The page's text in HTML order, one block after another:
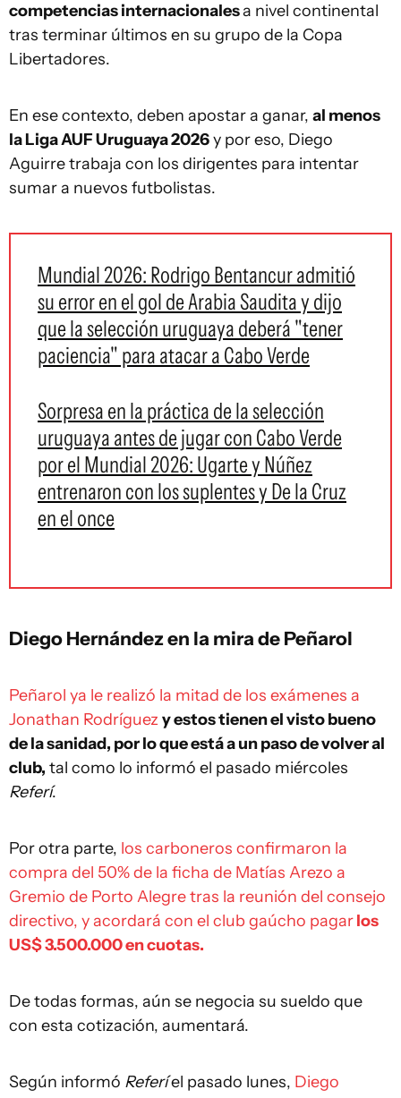
competencias internacionalesa nivel continental
tras terminar últimos en su grupo de la Copa
Libertadores.
En ese contexto, deben apostar a ganar, al menos
la Liga AUF Uruguaya 2026y por eso, Diego
Aguirre trabaja con los dirigentes para intentar
sumar a nuevos futbolistas.
Mundial 2026: Rodrigo Bentancur admitió
su error en el gol de Arabia Saudita y dijo
que la selección uruguaya deberá "tener
paciencia" para atacar a Cabo Verde
Sorpresa en la práctica de la selección
uruguaya antes de jugar con Cabo Verde
por el Mundial 2026: Ugarte y Núñez
entrenaron con los suplentes y De la Cruz
en el once
Diego Hernández en la mira de Peñarol
Peñarol ya le realizó la mitad de los exámenes a
Jonathan Rodríguez y estos tienen el visto bueno
de la sanidad, por lo que está a un paso de volver al
club, tal como lo informó el pasado miércoles
Referí.
Por otra parte, los carboneros confirmaron la
compra del 50% de la ficha de Matías Arezo a
Gremio de Porto Alegre tras la reunión del consejo
directivo, y acordará con el club gaúcho pagarlos
US$ 3.500.000 en cuotas.
De todas formas, aún se negocia su sueldo que
con esta cotización, aumentará.
Según informó Referíel pasado lunes, Diego